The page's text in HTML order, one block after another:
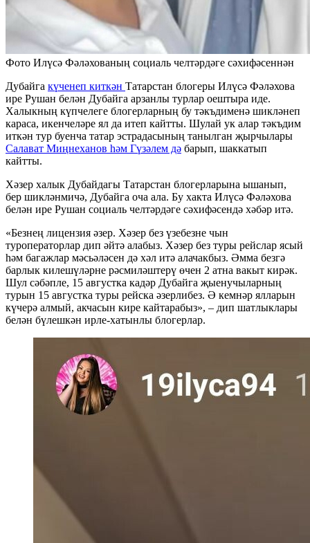
Фото Илүсә Фәләхованың социаль челтәрдәге сәхифәсеннән
Дубайга күченеп киткән Татарстан блогеры Илүсә Фәләхова
ире Рушан белән Дубайга арзанлы турлар оештыра иде.
Халыкның күпчелеге блогерларның бу тәкъдименә шикләнеп
караса, икенчеләре ял да итеп кайтты. Шулай ук алар тәкъдим
иткән тур буенча татар эстрадасының танылган җырчылары
Салават Миңнеханов һәм Гүзәлем дә барып, шаккатып
кайтты.
Хәзер халык Дубайдагы Татарстан блогерларына ышанып,
бер шикләнмичә, Дубайга оча ала. Бу хакта Илүсә Фәләхова
белән ире Рушан социаль челтәрдәге сәхифәсендә хәбәр итә.
«Безнең лицензия әзер. Хәзер без үзебезне чын
туроператорлар дип әйтә алабыз. Хәзер без туры рейслар ясый
һәм багажлар мәсьәләсен дә хәл итә алачакбыз. Әмма безгә
барлык килешүләрне рәсмиләштерү өчен 2 атна вакыт кирәк.
Шул сәбәпле, 15 августка кадәр Дубайга җыенучыларның
турын 15 августка туры рейска әзерлибез. Ә кемнәр ялларын
күчерә алмый, акчасын кире кайтарабыз», – дип шатлыклары
белән бүлешкән ирле-хатынлы блогерлар.